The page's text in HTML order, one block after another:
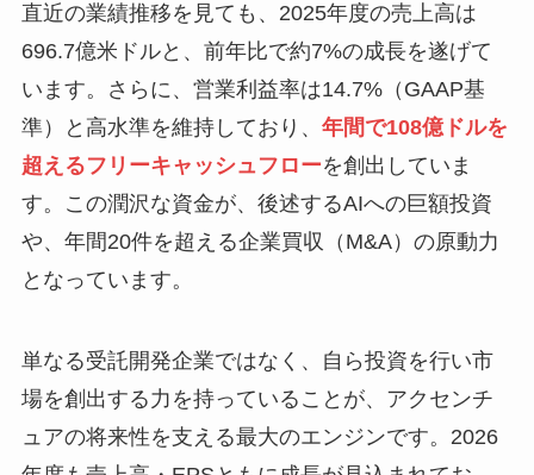
直近の業績推移を見ても、2025年度の売上高は
696.7億米ドルと、前年比で約7%の成長を遂げて
います。さらに、営業利益率は14.7%（GAAP基
準）と高水準を維持しており、 年間で108億ドルを
超えるフリーキャッシュフローを創出していま
す。この潤沢な資金が、後述するAIへの巨額投資
や、年間20件を超える企業買収（M&A）の原動力
となっています。
単なる受託開発企業ではなく、自ら投資を行い市
場を創出する力を持っていることが、アクセンチ
ュアの将来性を支える最大のエンジンです。2026